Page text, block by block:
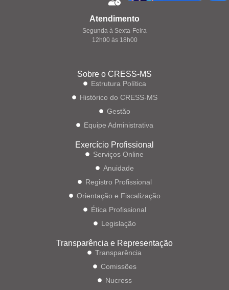
Atendimento
Segunda à Sexta-Feira
12h00 às 18h00
Sobre o CRESS-MS
Estrutura Política
Histórico do CRESS-MS
Gestão
Equipe Administrativa
Exercício Profissional
Serviços Online
Anuidade
Registro Profissional
Orientação e Fiscalização
Ética Profissional
Legislação
Transparência e Representação
Transparência
Comissões
Nucress